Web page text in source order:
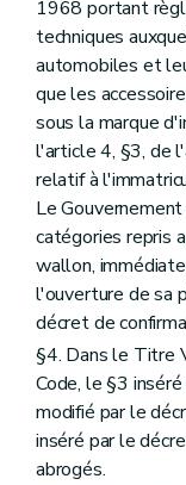
1968 portant
techniques
automobiles et
que les
sous la marque
l'article 4, §3, de
relatif à
Le
catégories repris
wallon,
l'ouverture de sa
décret de
§4. Dans le Titre
Code, le §3
modifié par le
inséré par le
abrogés.